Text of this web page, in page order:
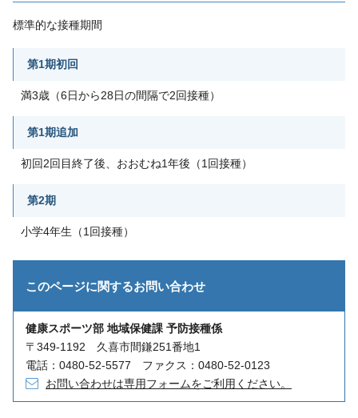
標準的な接種期間
第1期初回
満3歳（6日から28日の間隔で2回接種）
第1期追加
初回2回目終了後、おおむね1年後（1回接種）
第2期
小学4年生（1回接種）
このページに関するお問い合わせ
健康スポーツ部 地域保健課 予防接種係
〒349-1192 久喜市間鎌251番地1
電話：0480-52-5577 ファクス：0480-52-0123
お問い合わせは専用フォームをご利用ください。